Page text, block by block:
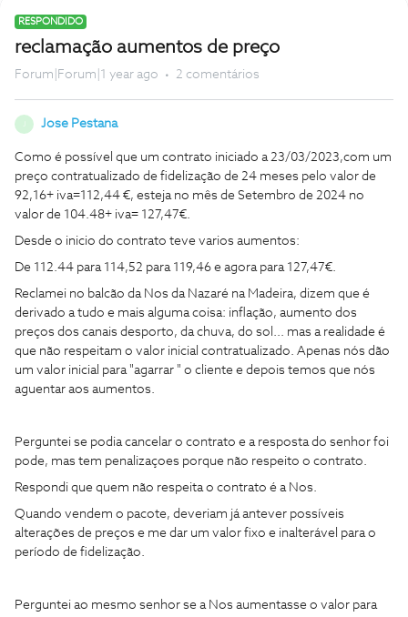
RESPONDIDO
reclamação aumentos de preço
Forum|Forum|1 year ago 2 comentários
Jose Pestana
Como é possível que um contrato iniciado a 23/03/2023,com um
preço contratualizado de fidelização de 24 meses pelo valor de
92,16+ iva=112,44 €, esteja no mês de Setembro de 2024 no
valor de 104.48+ iva= 127,47€.
Desde o inicio do contrato teve varios aumentos:
De 112.44 para 114,52 para 119,46 e agora para 127,47€.
Reclamei no balcão da Nos da Nazaré na Madeira, dizem que é
derivado a tudo e mais alguma coisa: inflação, aumento dos
preços dos canais desporto, da chuva, do sol... mas a realidade é
que não respeitam o valor inicial contratualizado. Apenas nós dão
um valor inicial para "agarrar " o cliente e depois temos que nós
aguentar aos aumentos.
Perguntei se podia cancelar o contrato e a resposta do senhor foi
pode, mas tem penalizaçoes porque não respeito o contrato.
Respondi que quem não respeita o contrato é a Nos.
Quando vendem o pacote, deveriam já antever possíveis
alterações de preços e me dar um valor fixo e inalterável para o
período de fidelização.
Perguntei ao mesmo senhor se a Nos aumentasse o valor para